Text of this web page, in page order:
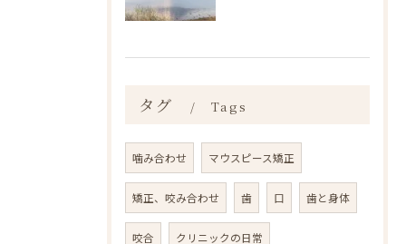
タグ Tags
噛み合わせ マウスピース矯正
矯正、咬み合わせ 歯 口 歯と身体
咬合 クリニックの日常